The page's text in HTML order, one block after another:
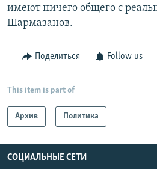
имеют ничего общего с
Шармазанов.
Поделиться Follow us
This item is part of
Архив Политика
СОЦИАЛЬНЫЕ СЕТИ